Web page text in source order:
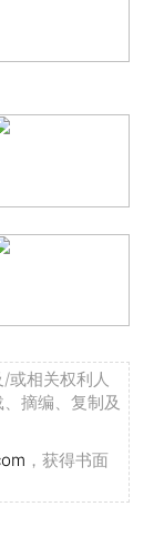
或相关权利人
摘编、复制及
，获得书面